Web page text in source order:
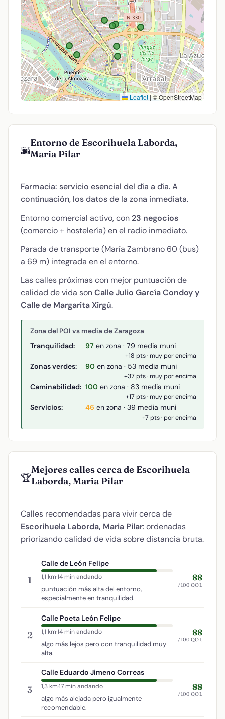
Leaflet |© OpenStreetMap
🌆
Entorno de Escorihuela Laborda,
Maria Pilar
Farmacia: servicio esencial del día a día. A
continuación, los datos de la zona inmediata.
Entorno comercial activo, con 23 negocios
(comercio + hostelería) en el radio inmediato.
Parada de transporte (María Zambrano 60 (bus)
a 69 m) integrada en el entorno.
Las calles próximas con mejor puntuación de
calidad de vida sonCalle Julio García Condoy y
Calle de Margarita Xirgú.
Zona del POI vs media de Zaragoza
Tranquilidad: 97 en zona · 79 media muni
+18 pts · muy por encima
Zonas verdes: 90 en zona · 53 media muni
+37 pts · muy por encima
Caminabilidad: 100 en zona · 83 media muni
+17 pts · muy por encima
Servicios: 46 en zona · 39 media muni
+7 pts · por encima
🏆
Mejores calles cerca de Escorihuela
Laborda, Maria Pilar
Calles recomendadas para vivir cerca de
Escorihuela Laborda, Maria Pilar: ordenadas
priorizando calidad de vida sobre distancia bruta.
1
Calle de León Felipe
1,1 km·14 min andando
puntuación más alta del entorno,
especialmente en tranquilidad.
88
/100 QOL
2
Calle Poeta León Felipe
1,1 km·14 min andando
algo más lejos pero con tranquilidad muy
alta.
88
/100 QOL
3
Calle Eduardo Jimeno Correas
1,3 km·17 min andando
algo más alejada pero igualmente
recomendable.
88
/100 QOL